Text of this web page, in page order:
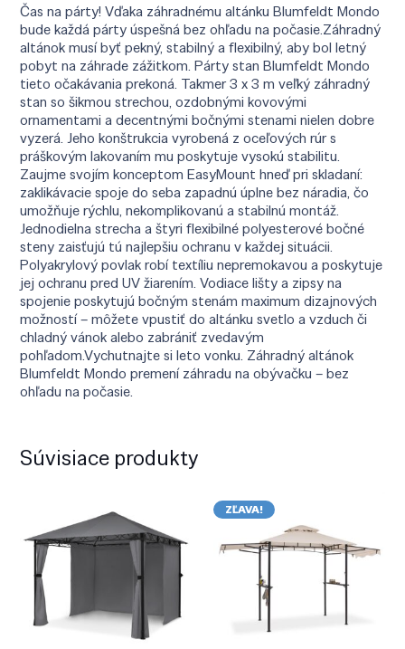
Čas na párty! Vďaka záhradnému altánku Blumfeldt Mondo
bude každá párty úspešná bez ohľadu na počasie.Záhradný
altánok musí byť pekný, stabilný a flexibilný, aby bol letný
pobyt na záhrade zážitkom. Párty stan Blumfeldt Mondo
tieto očakávania prekoná. Takmer 3 x 3 m veľký záhradný
stan so šikmou strechou, ozdobnými kovovými
ornamentami a decentnými bočnými stenami nielen dobre
vyzerá. Jeho konštrukcia vyrobená z oceľových rúr s
práškovým lakovaním mu poskytuje vysokú stabilitu.
Zaujme svojím konceptom EasyMount hneď pri skladaní:
zaklikávacie spoje do seba zapadnú úplne bez náradia, čo
umožňuje rýchlu, nekomplikovanú a stabilnú montáž.
Jednodielna strecha a štyri flexibilné polyesterové bočné
steny zaisťujú tú najlepšiu ochranu v každej situácii.
Polyakrylový povlak robí textíliu nepremokavou a poskytuje
jej ochranu pred UV žiarením. Vodiace lišty a zipsy na
spojenie poskytujú bočným stenám maximum dizajnových
možností – môžete vpustiť do altánku svetlo a vzduch či
chladný vánok alebo zabrániť zvedavým
pohľadom.Vychutnajte si leto vonku. Záhradný altánok
Blumfeldt Mondo premení záhradu na obývačku – bez
ohľadu na počasie.
Súvisiace produkty
ZĽAVA!